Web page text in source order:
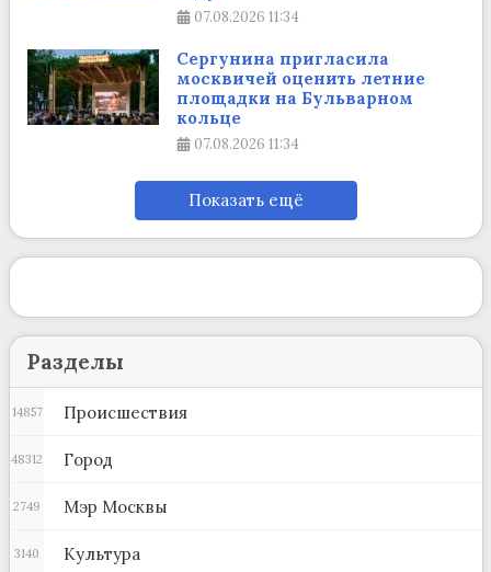
07.08.2026 11:34
Сергунина пригласила
москвичей оценить летние
площадки на Бульварном
кольце
07.08.2026 11:34
Показать ещё
Разделы
Происшествия
14857
Город
48312
Мэр Москвы
2749
Культура
3140